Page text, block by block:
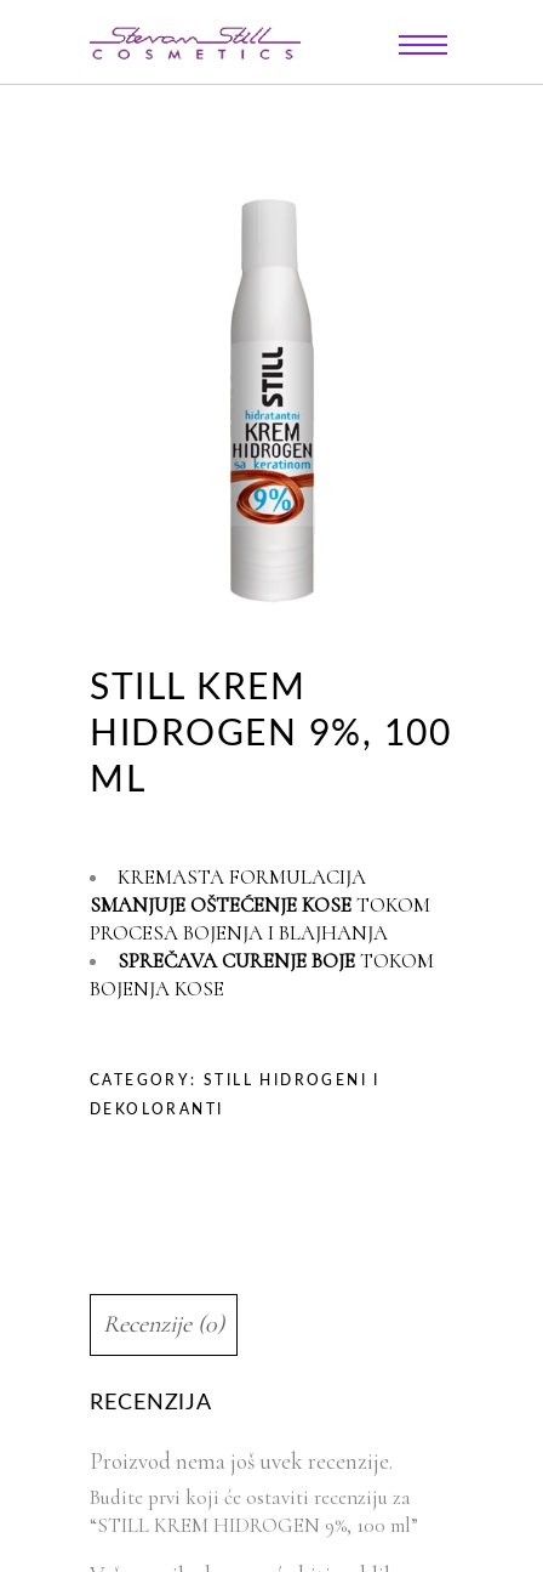
STILL KREM
HIDROGEN 9%, 100
ML
KREMASTA FORMULACIJA
SMANJUJE OŠTEĆENJE KOSETOKOM
PROCESA BOJENJA I BLAJHANJA
SPREČAVA CURENJE BOJETOKOM
BOJENJA KOSE
CATEGORY:STILL HIDROGENI I
DEKOLORANTI
Recenzije (0)
RECENZIJA
Proizvod nema još uvek recenzije.
Budite prvi koji će ostaviti recenziju za
“STILL KREM HIDROGEN 9%, 100 ml”